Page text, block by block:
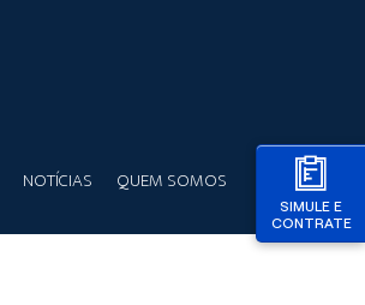
SIMULE E
CONTRATE
NOTÍCIAS QUEM SOMOS